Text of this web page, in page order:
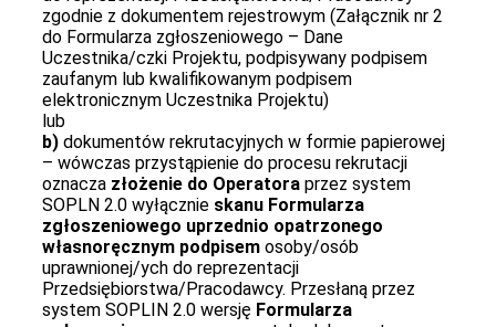
zgodnie z dokumentem rejestrowym (Załącznik nr 2
do Formularza zgłoszeniowego – Dane
Uczestnika/czki Projektu, podpisywany podpisem
zaufanym lub kwalifikowanym podpisem
elektronicznym Uczestnika Projektu)
lub
b) dokumentów rekrutacyjnych w formie papierowej
– wówczas przystąpienie do procesu rekrutacji
oznacza złożenie do Operatora przez system
SOPLN 2.0 wyłącznie skanu Formularza
zgłoszeniowego uprzednio opatrzonego
własnoręcznym podpisem osoby/osób
uprawnionej/ych do reprezentacji
Przedsiębiorstwa/Pracodawcy. Przesłaną przez
system SOPLIN 2.0 wersję Formularza